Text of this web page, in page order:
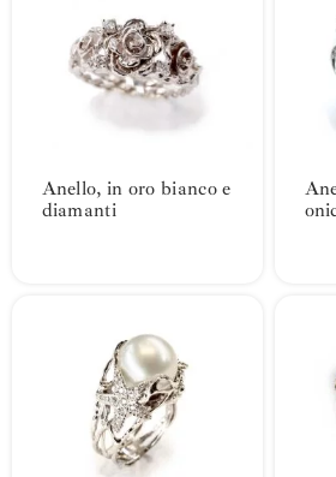
Anello, in oro bianco e
diamanti